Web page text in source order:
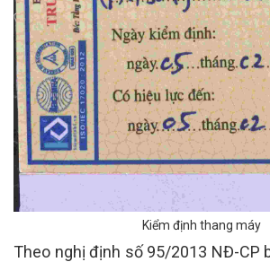
Kiểm định thang máy
Theo nghị định số 95/2013 NĐ-CP